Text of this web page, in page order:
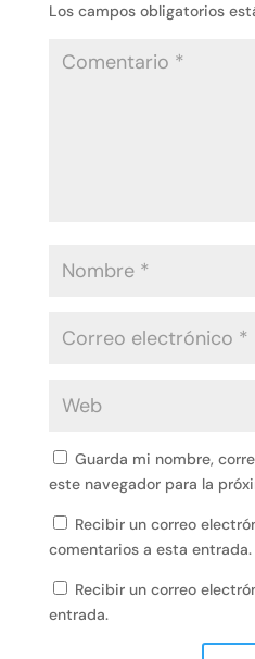
Los campos obligatorios
Guarda mi nombre,
este navegador para la
Recibir un correo
comentarios a esta entrada.
Recibir un correo
entrada.